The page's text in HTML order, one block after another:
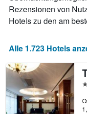
Rezensionen von
Hotels zu den am
Alle 1.723 Hotels